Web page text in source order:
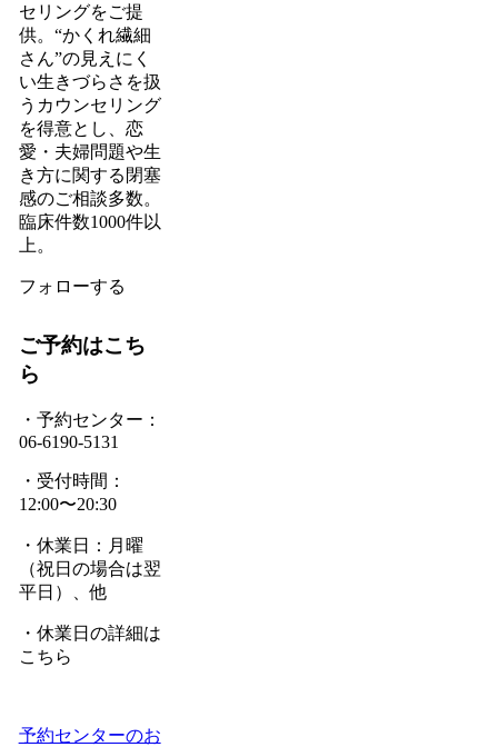
セリングをご提
供。“かくれ繊細
さん”の見えにく
い生きづらさを扱
うカウンセリング
を得意とし、恋
愛・夫婦問題や生
き方に関する閉塞
感のご相談多数。
臨床件数1000件以
上。
フォローする
ご予約はこち
ら
・予約センター：
06-6190-5131
・受付時間：
12:00〜20:30
・休業日：月曜
（祝日の場合は翌
平日）、他
・休業日の詳細は
こちら
予約センターのお